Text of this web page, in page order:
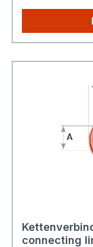
unserem
connecting